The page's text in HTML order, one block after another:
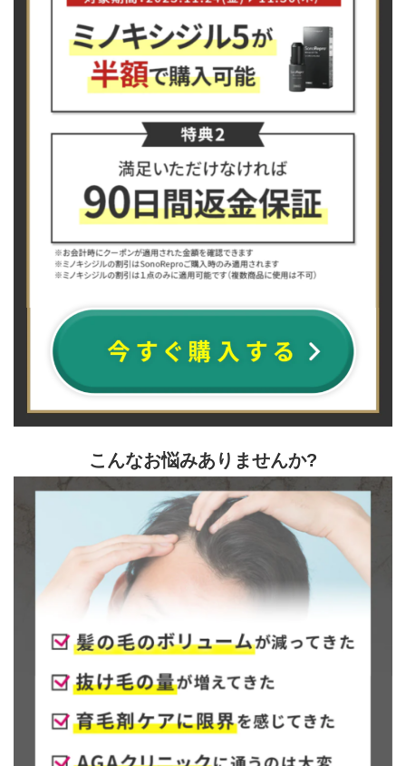
こんなお悩みありませんか?